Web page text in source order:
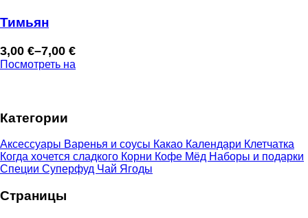
Тимьян
3,00 €–7,00 €
Диапазон
цен:
7,00 €
Посмотреть на
Категории
Аксессуары Варенья и соусы Какао Календари Клетчатка
Когда хочется сладкого Корни Кофе Мёд Наборы и подарки
Специи Суперфуд Чай Ягоды
Страницы